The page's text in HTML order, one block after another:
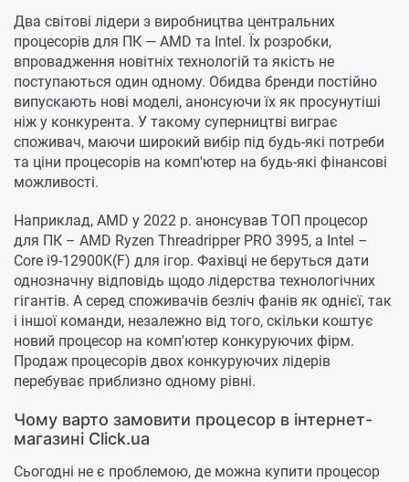
Два світові лідери з виробництва центральних
процесорів для ПК — AMD та Intel. Їх розробки,
впровадження новітніх технологій та якість не
поступаються один одному. Обидва бренди постійно
випускають нові моделі, анонсуючи їх як просунутіші
ніж у конкурента. У такому суперництві виграє
споживач, маючи широкий вибір під будь-які потреби
та ціни процесорів на комп'ютер на будь-які фінансові
можливості.
Наприклад, AMD у 2022 р. анонсував ТОП процесор
для ПК – AMD Ryzen Threadripper PRO 3995, а Intel –
Core i9-12900K(F) для ігор. Фахівці не беруться дати
однозначну відповідь щодо лідерства технологічних
гігантів. А серед споживачів безліч фанів як однієї, так
і іншої команди, незалежно від того, скільки коштує
новий процесор на комп'ютер конкуруючих фірм.
Продаж процесорів двох конкуруючих лідерів
перебуває приблизно одному рівні.
Чому варто замовити процесор в інтернет-
магазині Click.ua
Сьогодні не є проблемою, де можна купити процесор